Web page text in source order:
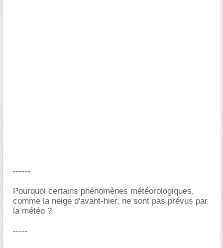
------
Pourquoi certains phénomènes météorologiques,
comme la neige d'avant-hier, ne sont pas prévus par
la météo ?
-----